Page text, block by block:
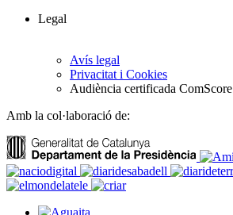
Legal
Avís legal
Privacitat i Cookies
Audiència certificada ComScore
Amb la col·laboració de: